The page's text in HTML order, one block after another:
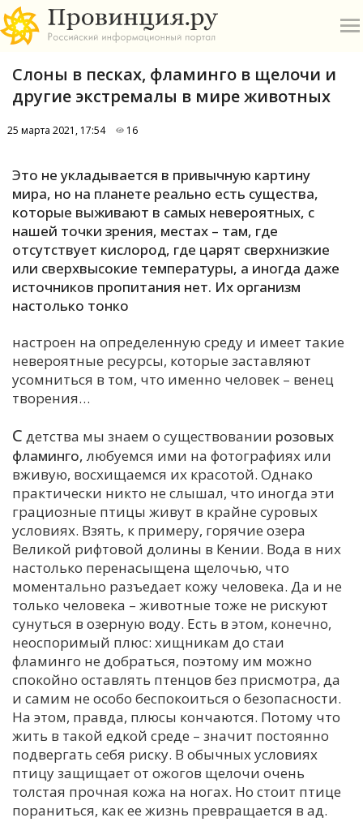
А
Б
В
И
К
М
Н
О
П
С
Т
У
Х
Ч
Я
Слоны в песках, фламинго в щелочи и
другие экстремалы в мире животных
25 марта 2021, 17:54 16
Это не укладывается в привычную картину
мира, но на планете реально есть существа,
которые выживают в самых невероятных, с
нашей точки зрения, местах – там, где
отсутствует кислород, где царят сверхнизкие
или сверхвысокие температуры, а иногда даже
источников пропитания нет. Их организм
настолько тонко
настроен на определенную среду и имеет такие
невероятные ресурсы, которые заставляют
усомниться в том, что именно человек – венец
творения…
С детства мы знаем о существовании розовых
фламинго, любуемся ими на фотографиях или
вживую, восхищаемся их красотой. Однако
практически никто не слышал, что иногда эти
грациозные птицы живут в крайне суровых
условиях. Взять, к примеру, горячие озера
Великой рифтовой долины в Кении. Вода в них
настолько перенасыщена щелочью, что
моментально разъедает кожу человека. Да и не
только человека – животные тоже не рискуют
сунуться в озерную воду. Есть в этом, конечно,
неоспоримый плюс: хищникам до стаи
фламинго не добраться, поэтому им можно
спокойно оставлять птенцов без присмотра, да
и самим не особо беспокоиться о безопасности.
На этом, правда, плюсы кончаются. Потому что
жить в такой едкой среде – значит постоянно
подвергать себя риску. В обычных условиях
птицу защищает от ожогов щелочи очень
толстая прочная кожа на ногах. Но стоит птице
пораниться, как ее жизнь превращается в ад.